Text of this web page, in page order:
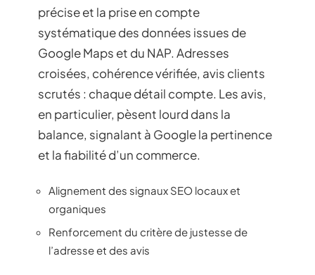
précise et la prise en compte
systématique des données issues de
Google Maps et du NAP. Adresses
croisées, cohérence vérifiée, avis clients
scrutés : chaque détail compte. Les avis,
en particulier, pèsent lourd dans la
balance, signalant à Google la pertinence
et la fiabilité d’un commerce.
Alignement des signaux SEO locaux et
organiques
Renforcement du critère de justesse de
l’adresse et des avis